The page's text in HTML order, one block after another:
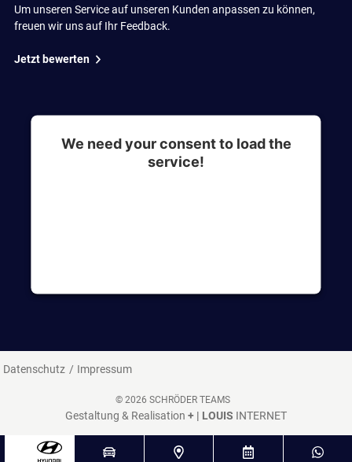
Um unseren Service auf unseren Kunden anpassen zu können,
freuen wir uns auf Ihr Feedback.
Jetzt bewerten
We need your consent to load the
service!
Datenschutz Impressum
© 2026 SCHRÖDER TEAMS
Gestaltung & Realisation + | LOUIS INTERNET